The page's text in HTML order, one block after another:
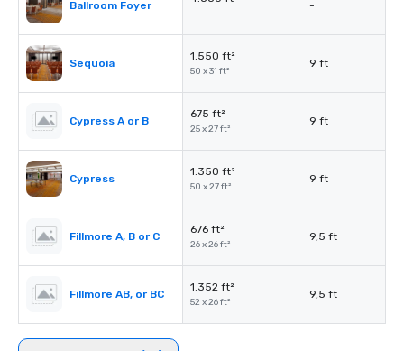
Ballroom Foyer
-
-
Sequoia
1.550 ft²
50 x 31 ft²
9 ft
Cypress A or B
675 ft²
25 x 27 ft²
9 ft
Cypress
1.350 ft²
50 x 27 ft²
9 ft
Fillmore A, B or C
676 ft²
26 x 26 ft²
9,5 ft
Fillmore AB, or BC
1.352 ft²
52 x 26 ft²
9,5 ft